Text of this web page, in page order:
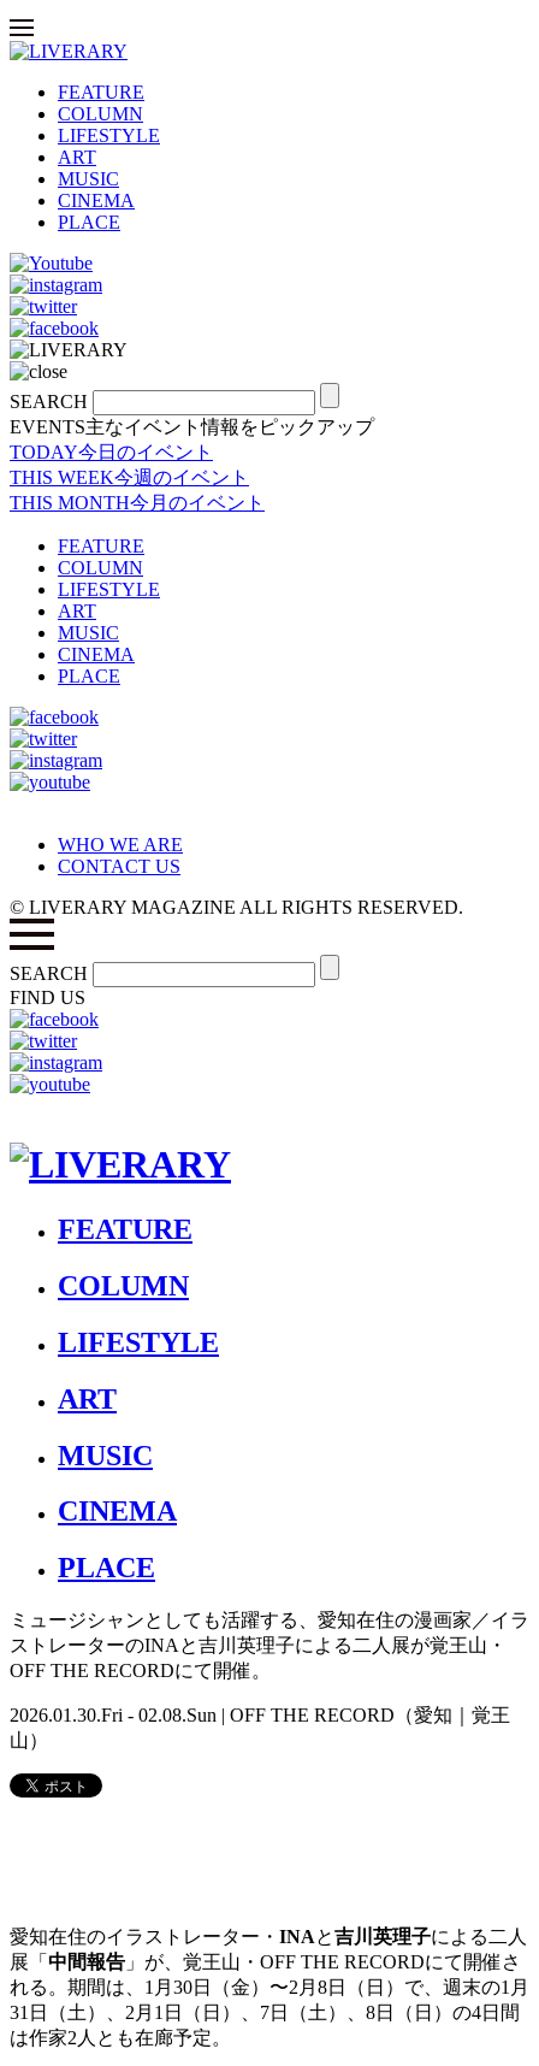
FEATURE
COLUMN
LIFESTYLE
ART
MUSIC
CINEMA
PLACE
SEARCH
EVENTS主なイベント情報をピックアップ
TODAY今日のイベント
THIS WEEK今週のイベント
THIS MONTH今月のイベント
FEATURE
COLUMN
LIFESTYLE
ART
MUSIC
CINEMA
PLACE
WHO WE ARE
CONTACT US
© LIVERARY MAGAZINE ALL RIGHTS RESERVED.
SEARCH
FIND US
FEATURE
COLUMN
LIFESTYLE
ART
MUSIC
CINEMA
PLACE
ミュージシャンとしても活躍する、愛知在住の漫画家／イラ
ストレーターのINAと吉川英理子による二人展が覚王山・
OFF THE RECORDにて開催。
2026.01.30.Fri - 02.08.Sun | OFF THE RECORD（愛知｜覚王
山）
愛知在住のイラストレーター・ INAと吉川英理子による二人
展「 中間報告 」が、覚王山・OFF THE RECORDにて開催さ
れる。期間は、1月30日（金）〜2月8日（日）で、週末の1月
31日（土）、2月1日（日）、7日（土）、8日（日）の4日間
は作家2人とも在廊予定。